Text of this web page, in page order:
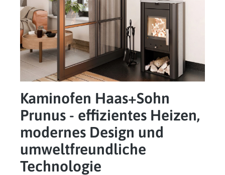
Kaminofen Haas+Sohn
Prunus - effizientes Heizen,
modernes Design und
umweltfreundliche
Technologie